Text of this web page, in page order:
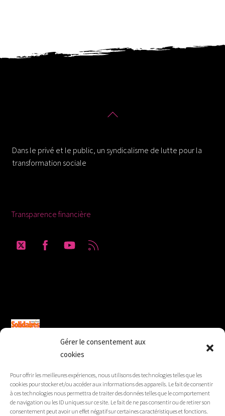
Gérer le consentement aux
cookies
Pour offrir les meilleures expériences, nous utilisons des technologies telles que les
cookies pour stocker et/ou accéder aux informations des appareils. Le fait de consentir
à ces technologies nous permettra de traiter des données telles que le comportement
de navigation ou les ID uniques sur ce site. Le fait de ne pas consentir ou de retirer son
consentement peut avoir un effet négatif sur certaines caractéristiques et fonctions.
Back
Dans le privé et le public, un syndicalisme de lutte pour la
transformation sociale
Transparence financière
Twitter FacebookYouTube
SUD Éducation Gard-Lozère